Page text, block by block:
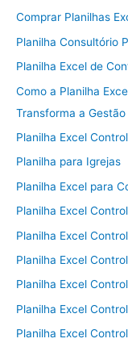
Comprar Planilhas
Planilha Consultório
Planilha Excel de
Como a Planilha
Transforma a
Planilha Excel
Planilha para Igrejas
Planilha Excel para
Planilha Excel
Planilha Excel
Planilha Excel
Planilha Excel
Planilha Excel
Planilha Excel